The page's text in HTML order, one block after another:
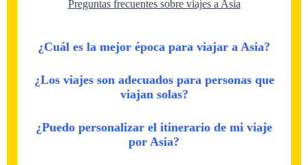
Preguntas frecuentes sobre viajes a Asia
¿Cuál es la mejor época para viajar a Asia?
¿Los viajes son adecuados para personas que
viajan solas?
¿Puedo personalizar el itinerario de mi viaje
por Asia?